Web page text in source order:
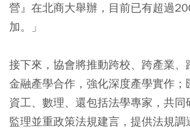
營』在北商大舉辦，目前已有超過
加。」
接下來，協會將推動跨校、跨產業、
金融產學合作，強化深度產學實作；
資工、數理、還包括法學專家，共同
監理並重政策法規建言，提供法規